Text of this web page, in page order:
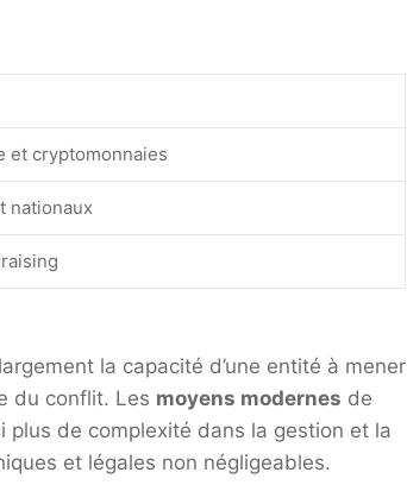
et cryptomonnaies
nationaux
la capacité d’une entité à mener
du conflit. Les moyens modernes de
plus de complexité dans la gestion et la
et légales non négligeables.